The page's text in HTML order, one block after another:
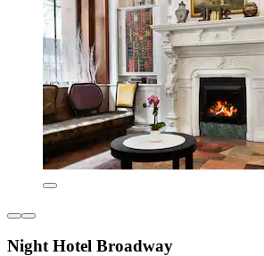
Night Hotel Broadway